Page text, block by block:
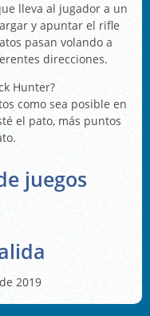
lleva al jugador a un
y apuntar el rifle
pasan volando a
direcciones.
Hunter?
como sea posible en
el pato, más puntos
juegos
2019